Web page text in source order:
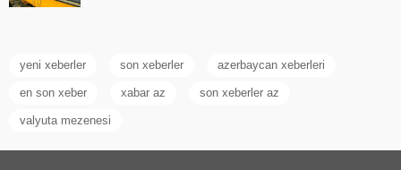
yeni xeberler son xeberler azerbaycan xeberleri
en son xeber xabar az son xeberler az
valyuta mezenesi